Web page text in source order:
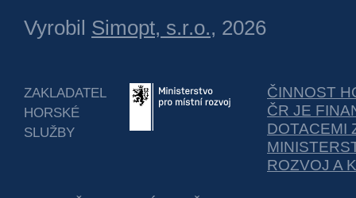
Vyrobil Simopt, s.r.o., 2026
ZAKLADATEL
HORSKÉ
SLUŽBY
ČINNOST
ČR JE
DOTACEMI
ROZVOJ A